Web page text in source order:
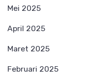
Mei 2025
April 2025
Maret 2025
Februari 2025